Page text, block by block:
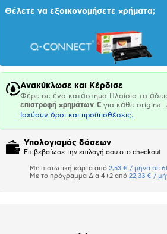
Θέλετε να εξοικονομήσετε χρήματα;
Ανακύκλωσε και Κέρδισε
Φέρε σε ένα κατάστημα Πλαίσιο τα
επιστροφή χρημάτων € για κάθε original
Ισχύουν όροι και προϋποθέσεις.
Υπολογισμός δόσεων
Επιβεβαίωσε την επιλογή σου στο checkout
Με πιστωτική κάρτα από 2,53 € / μήνα σε
Με το πρόγραμμα Δια 4+2 από 22,33 € /